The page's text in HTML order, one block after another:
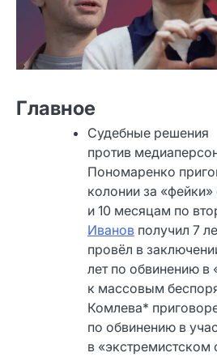
Главное
Судебные решения
против
Пономаренко
колонии за
и 10 месяцам по
Иванов получил 7
провёл в
лет по обвинению в
к массовым
Комлева*
по обвинению в
в «экстремистском